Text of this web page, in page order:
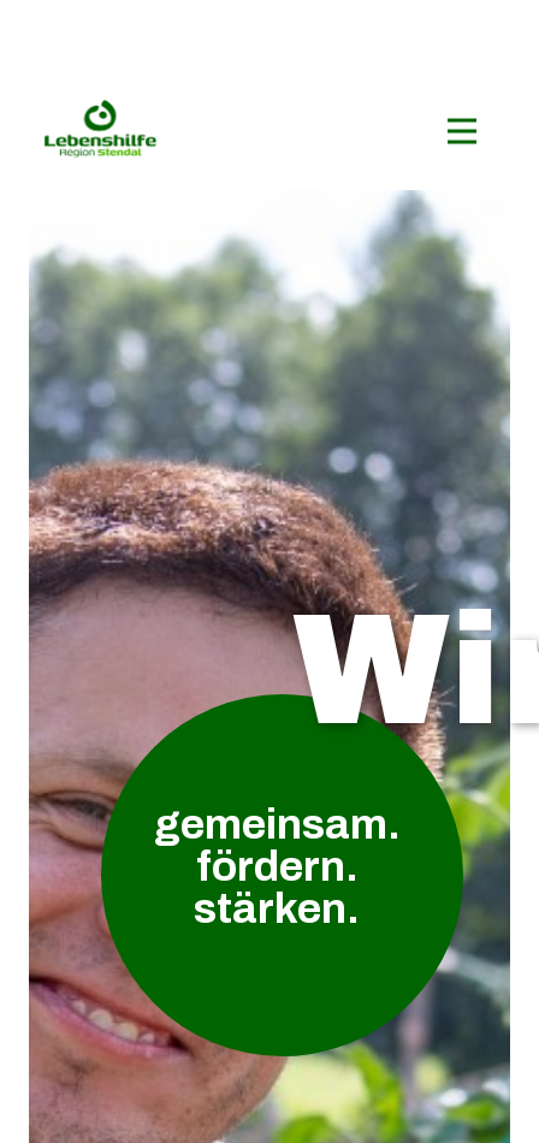
gemeinsam.
fördern.
stärken.